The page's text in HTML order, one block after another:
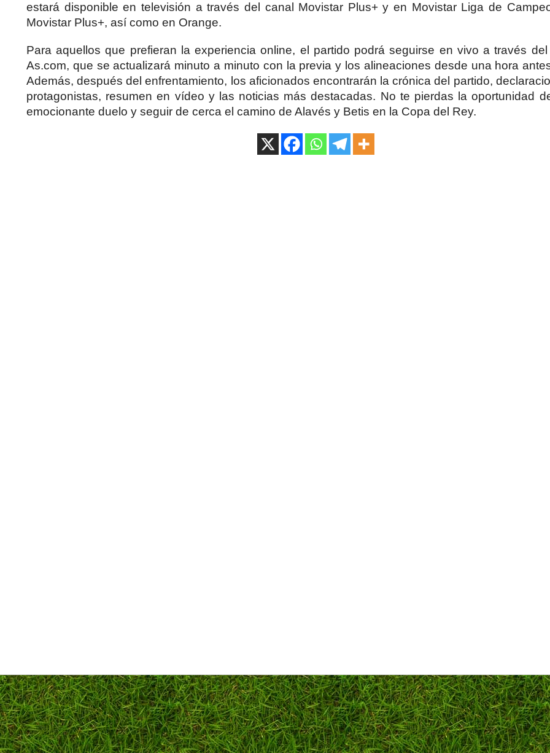
estará disponible en televisión a través del canal Movistar Plus+ y en Movistar Liga de
Movistar Plus+, así como en Orange.
Para aquellos que prefieran la experiencia online, el partido podrá seguirse en vivo a través
As.com, que se actualizará minuto a minuto con la previa y los alineaciones desde una hora
Además, después del enfrentamiento, los aficionados encontrarán la crónica del partido,
protagonistas, resumen en vídeo y las noticias más destacadas. No te pierdas la oportunidad
emocionante duelo y seguir de cerca el camino de Alavés y Betis en la Copa del Rey.